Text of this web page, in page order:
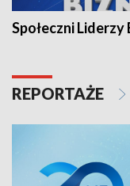
Społeczni Liderzy
REPORTAŻE